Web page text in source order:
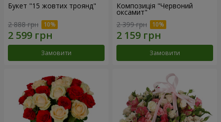
Букет "15 жовтих троянд"
2 888 грн
Замовити
Композиція "Червоний
оксамит"
2 399 грн
Замовити